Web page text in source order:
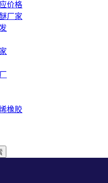
价格
厂家
橡胶